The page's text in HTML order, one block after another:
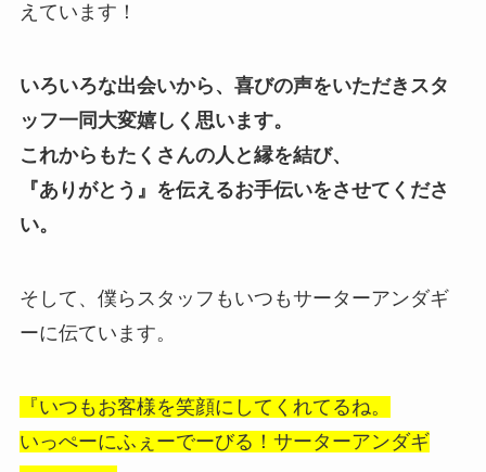
えています！
いろいろな出会いから、喜びの声をいただきスタ
ッフ一同大変嬉しく思います。
これからもたくさんの人と縁を結び、
『ありがとう』を伝えるお手伝いをさせてくださ
い。
そして、僕らスタッフもいつもサーターアンダギ
ーに伝ています。
『いつもお客様を笑顔にしてくれてるね。
いっぺーにふぇーでーびる！サーターアンダギ